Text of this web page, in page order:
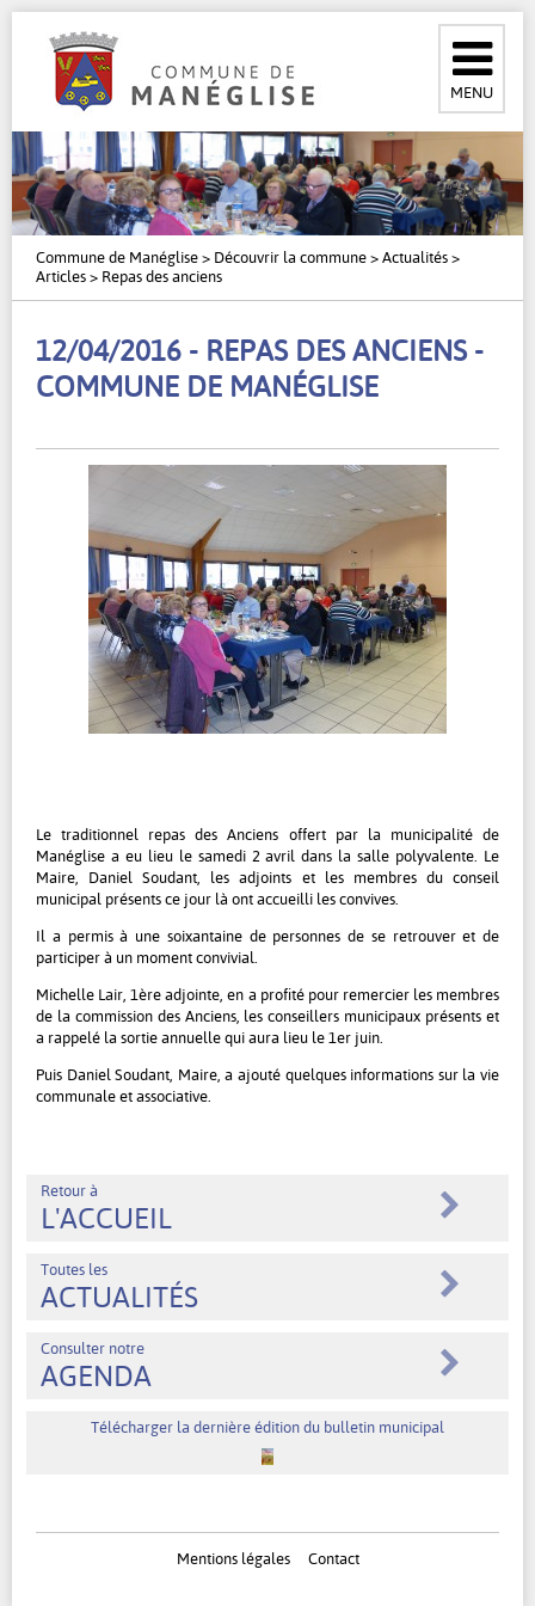
MENU
Commune de Manéglise> Découvrir la commune>Actualités>
Articles> Repas des anciens
12/04/2016 - REPAS DES ANCIENS -
COMMUNE DE MANÉGLISE
Le traditionnel repas des Anciens offert par la municipalité de
Manéglise a eu lieu le samedi 2 avril dans la salle polyvalente. Le
Maire, Daniel Soudant, les adjoints et les membres du conseil
municipal présents ce jour là ont accueilli les convives.
Il a permis à une soixantaine de personnes de se retrouver et de
participer à un moment convivial.
Michelle Lair, 1ère adjointe, en a profité pour remercier les membres
de la commission des Anciens, les conseillers municipaux présents et
a rappelé la sortie annuelle qui aura lieu le 1er juin.
Puis Daniel Soudant, Maire, a ajouté quelques informations sur la vie
communale et associative.
Retour à
L'ACCUEIL
Toutes les
ACTUALITÉS
Consulter notre
AGENDA
Télécharger la dernière édition du bulletin municipal
Mentions légales Contact